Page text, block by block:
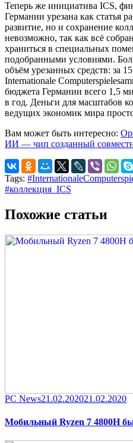
Теперь же инициатива ICS,
Германии урезана как статья
развитие, но и сохранение
невозможно, так как всё
храниться в специальных
подобранными условиями.
объём урезанных средств: за
Internationale
бюджета Германии всего 1,5
в год. Деньги для масштабов
ведущих экономик мира
Вам может быть интересно:
ИИ — чип созданный
Tags:
#коллекция_ICS
Похожие статьи
Category
PC NewsPosted
21.02.202021.02.2020
Мобильный Ryzen 7 4800H